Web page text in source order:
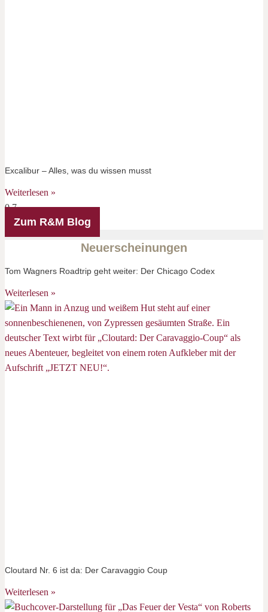
Excalibur – Alles, was du wissen musst
Weiterlesen »
Zum R&M Blog
Neuerscheinungen
Tom Wagners Roadtrip geht weiter: Der Chicago Codex
Weiterlesen »
Cloutard Nr. 6 ist da: Der Caravaggio Coup
Weiterlesen »